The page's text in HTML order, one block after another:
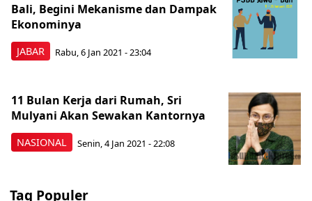
JABAR
Bali, Begini Mekanisme dan Dampak
Ekonominya
Rabu, 6 Jan 2021 - 23:04
NASIONAL
11 Bulan Kerja dari Rumah, Sri
Mulyani Akan Sewakan Kantornya
Senin, 4 Jan 2021 - 22:08
Tag Populer